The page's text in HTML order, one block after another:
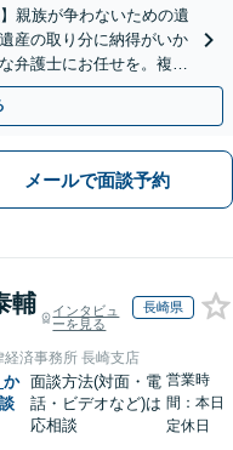
親族が争わないための遺
産の取り分に納得がいか
弁護士にお任せを。複雑
メールで面談予約
輔
インタビュ
ーを見る
長崎県
経済事務所 長崎支店
か 面談方法(対面・電
話・ビデオなど)は
応相談
営業時
間：本日
定休日